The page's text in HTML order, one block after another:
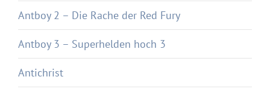
Antboy 2 – Die Rache der Red Fury
Antboy 3 – Superhelden hoch 3
Antichrist